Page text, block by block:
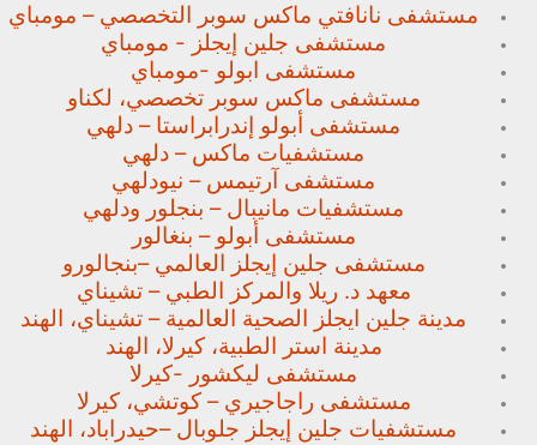
مستشفى نانافتي ماكس سوبر التخصصي – مومباي
مستشفى جلين إيجلز - مومباي
مستشفى ابولو -مومباي
مستشفى ماكس سوبر تخصصي، لكناو
مستشفى أبولو إندرابراستا – دلهي
مستشفيات ماكس – دلهي
مستشفى آرتيمس – نيودلهي
مستشفيات مانيبال – بنجلور ودلهي
مستشفى أبولو – بنغالور
مستشفى جلين إيجلز العالمي –بنجالورو
معهد د. ريلا والمركز الطبي – تشيناي
مدينة جلين ايجلز الصحية العالمية – تشيناي، الهند
مدينة استر الطبية، كيرلا، الهند
مستشفى ليكشور -كيرلا
مستشفى راجاجيري – كوتشي، كيرلا
مستشفيات جلين إيجلز جلوبال –حيدراباد، الهند